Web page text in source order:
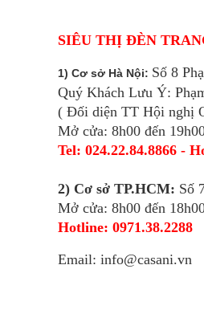
SIÊU THỊ ĐÈN
1) Cơ sở Hà Nội: Số 8
Quý Khách Lưu Ý:
( Đối diện TT Hội nghị
Mở cửa: 8h00 đến
Tel: 024.22.84.8866 -
2) Cơ sở TP.HCM: Số
Mở cửa: 8h00 đến
Hotline: 0971.38.2288
Email: info@casani.vn